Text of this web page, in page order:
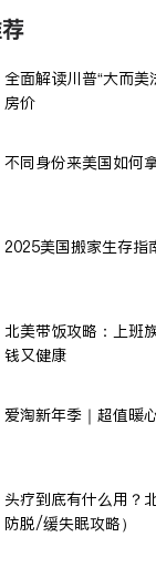
全面解读川普“大而
房价
不同身份来美国如何
2025美国搬家生存指
北美带饭攻略：上班
钱又健康
爱淘新年季｜超值暖
头疗到底有什么用？
防脱/缓失眠攻略）